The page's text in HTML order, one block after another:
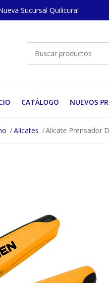
Sucursal Quilicura!
CATÁLOGO NUEVOS
Alicates Alicate Prensador